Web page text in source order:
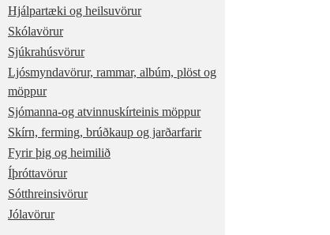
Hjálpartæki og heilsuvörur
Skólavörur
Sjúkrahúsvörur
Ljósmyndavörur, rammar, albúm, plöst og
möppur
Sjómanna-og atvinnuskírteinis möppur
Skírn, ferming, brúðkaup og jarðarfarir
Fyrir þig og heimilið
Íþróttavörur
Sótthreinsivörur
Jólavörur